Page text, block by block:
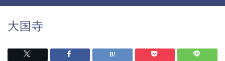
大国寺